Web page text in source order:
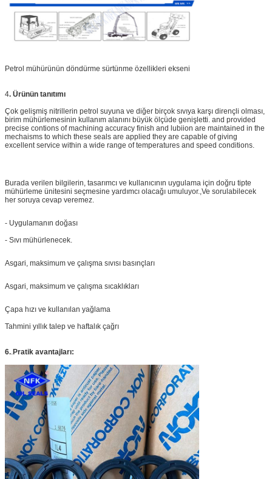
Petrol mühürünün döndürme sürtünme özellikleri ekseni
4. Ürünün tanıtımı
Çok gelişmiş nitrillerin petrol suyuna ve diğer birçok sıvıya karşı dirençli olması,
birim mühürlemesinin kullanım alanını büyük ölçüde genişletti. and provided
precise contions of machining accuracy finish and lubiion are maintained in the
mechaisms to which these seals are applied they are capable of giving
excellent service within a wide range of temperatures and speed conditions.
Burada verilen bilgilerin, tasarımcı ve kullanıcının uygulama için doğru tipte
mühürleme ünitesini seçmesine yardımcı olacağı umuluyor.,Ve sorulabilecek
her soruya cevap veremez.
- Uygulamanın doğası
- Sıvı mühürlenecek.
Asgari, maksimum ve çalışma sıvısı basınçları
Asgari, maksimum ve çalışma sıcaklıkları
Çapa hızı ve kullanılan yağlama
Tahmini yıllık talep ve haftalık çağrı
6..Pratik avantajları: